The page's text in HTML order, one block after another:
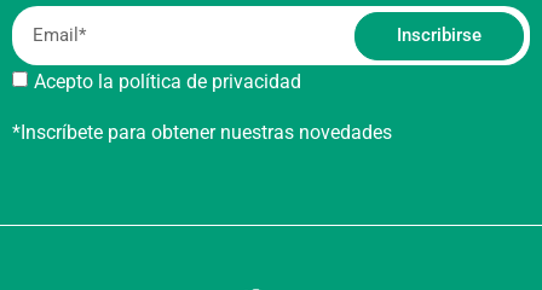
Acepto la política de privacidad
Inscribirse
*Inscríbete para obtener nuestras novedades